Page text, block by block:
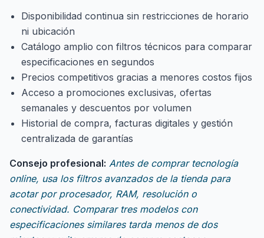
Disponibilidad continua sin restricciones de horario
ni ubicación
Catálogo amplio con filtros técnicos para comparar
especificaciones en segundos
Precios competitivos gracias a menores costos fijos
Acceso a promociones exclusivas, ofertas
semanales y descuentos por volumen
Historial de compra, facturas digitales y gestión
centralizada de garantías
Consejo profesional: Antes de comprar tecnología
online, usa los filtros avanzados de la tienda para
acotar por procesador, RAM, resolución o
conectividad. Comparar tres modelos con
especificaciones similares tarda menos de dos